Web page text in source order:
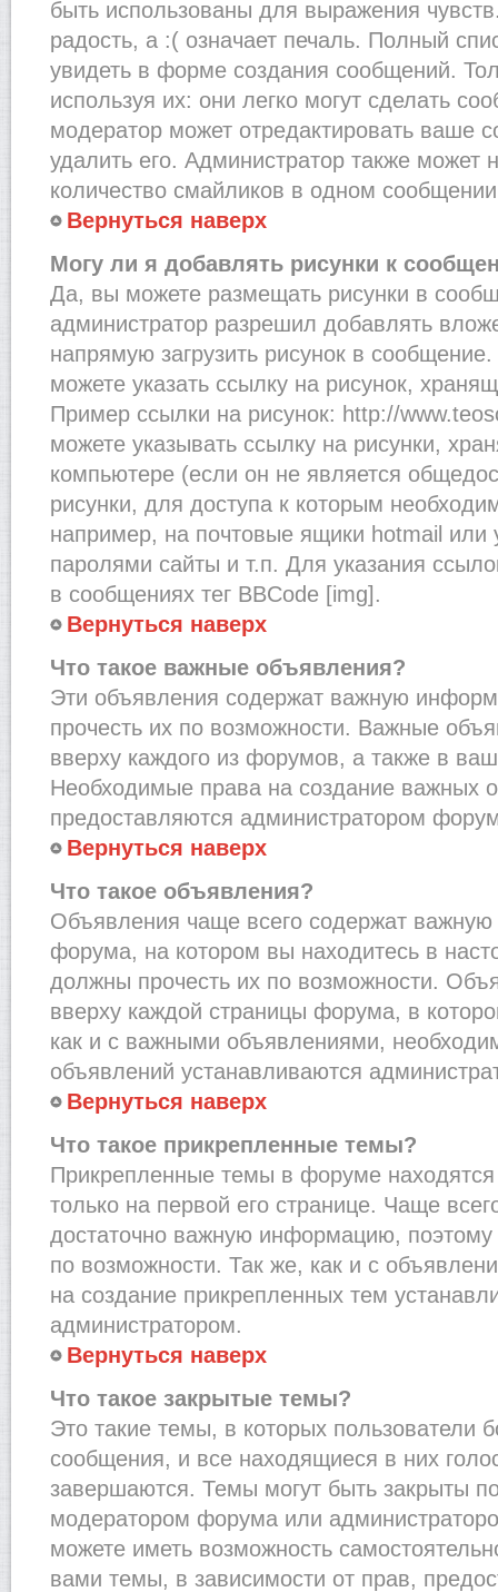
быть использованы для выражения
радость, а :( означает печаль. Полный
увидеть в форме создания сообщений.
используя их: они легко могут сделать
модератор может отредактировать ваше
удалить его. Администратор также может
количество смайликов в одном
Вернуться наверх
Могу ли я добавлять рисунки к
Да, вы можете размещать рисунки в
администратор разрешил добавлять
напрямую загрузить рисунок в
можете указать ссылку на рисунок,
Пример ссылки на рисунок: http://
можете указывать ссылку на рисунки,
компьютере (если он не является
рисунки, для доступа к которым
например, на почтовые ящики hotmail
паролями сайты и т.п. Для указания
в сообщениях тег BBCode [img].
Вернуться наверх
Что такое важные объявления?
Эти объявления содержат важную
прочесть их по возможности. Важные
вверху каждого из форумов, а также в
Необходимые права на создание важных
предоставляются администратором
Вернуться наверх
Что такое объявления?
Объявления чаще всего содержат
форума, на котором вы находитесь в
должны прочесть их по возможности.
вверху каждой страницы форума, в
как и с важными объявлениями,
объявлений устанавливаются
Вернуться наверх
Что такое прикрепленные темы?
Прикрепленные темы в форуме
только на первой его странице. Чаще
достаточно важную информацию,
по возможности. Так же, как и с
на создание прикрепленных тем
администратором.
Вернуться наверх
Что такое закрытые темы?
Это такие темы, в которых пользователи
сообщения, и все находящиеся в них
завершаются. Темы могут быть закрыты
модератором форума или
можете иметь возможность
вами темы, в зависимости от прав,